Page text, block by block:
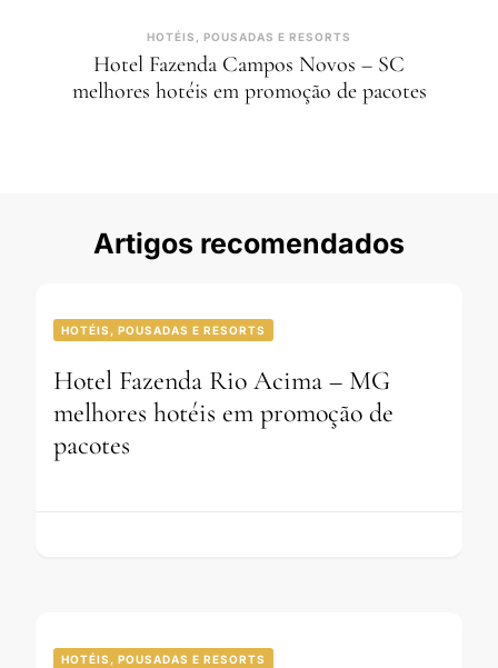
HOTÉIS, POUSADAS E RESORTS
Hotel Fazenda Campos Novos – SC
melhores hotéis em promoção de pacotes
Artigos recomendados
HOTÉIS, POUSADAS E RESORTS
Hotel Fazenda Rio Acima – MG
melhores hotéis em promoção de
pacotes
HOTÉIS, POUSADAS E RESORTS